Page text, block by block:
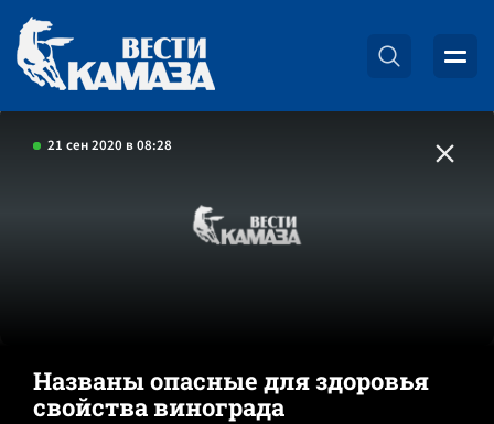
21 сен 2020 в 08:28
Названы опасные для здоровья
свойства винограда